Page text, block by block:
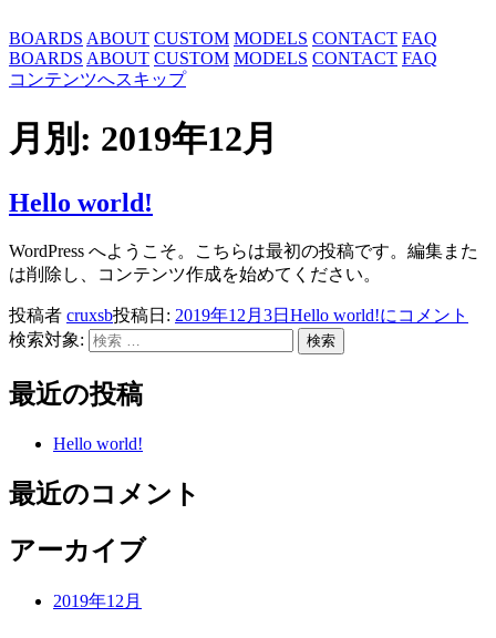
BOARDS ABOUT CUSTOM MODELS CONTACT FAQ
BOARDS ABOUT CUSTOM MODELS CONTACT FAQ
コンテンツへスキップ
月別: 2019年12月
Hello world!
WordPress へようこそ。こちらは最初の投稿です。編集また
は削除し、コンテンツ作成を始めてください。
投稿者 cruxsb投稿日: 2019年12月3日 Hello world!に コメント
検索対象:
検索
最近の投稿
Hello world!
最近のコメント
アーカイブ
2019年12月